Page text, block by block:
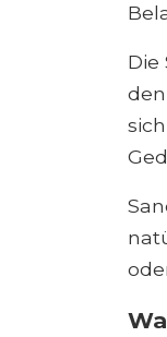
Die